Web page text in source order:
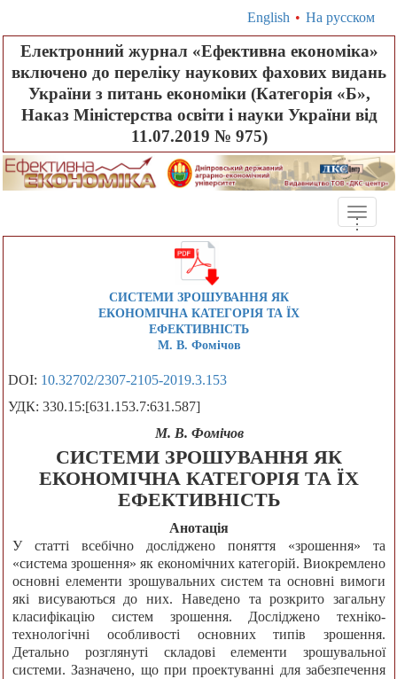
English • На русском
Електронний журнал «Ефективна економіка»
включено до переліку наукових фахових видань
України з питань економіки (Категорія «Б»,
Наказ Міністерства освіти і науки України від
11.07.2019 № 975)
Toggle
...
СИСТЕМИ ЗРОШУВАННЯ ЯК
ЕКОНОМІЧНА КАТЕГОРІЯ ТА ЇХ
ЕФЕКТИВНІСТЬ
М. В. Фомічов
DOI: 10.32702/2307-2105-2019.3.153
УДК: 330.15:[631.153.7:631.587]
М. В. Фомічов
СИСТЕМИ ЗРОШУВАННЯ ЯК
ЕКОНОМІЧНА КАТЕГОРІЯ ТА ЇХ
ЕФЕКТИВНІСТЬ
Анотація
У статті всебічно досліджено поняття «зрошення» та
«система зрошення» як економічних категорій. Виокремлено
основні елементи зрошувальних систем та основні вимоги
які висуваються до них. Наведено та розкрито загальну
класифікацію систем зрошення. Досліджено техніко-
технологічні особливості основних типів зрошення.
Детально розглянуті складові елементи зрошувальної
системи. Зазначено, що при проектуванні для забезпечення